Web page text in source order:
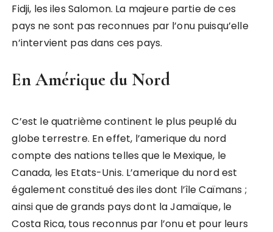
Fidji, les iles Salomon. La majeure partie de ces
pays ne sont pas reconnues par l’onu puisqu’elle
n’intervient pas dans ces pays.
En Amérique du Nord
C’est le quatrième continent le plus peuplé du
globe terrestre. En effet, l’amerique du nord
compte des nations telles que le Mexique, le
Canada, les Etats-Unis. L’amerique du nord est
également constitué des iles dont l’île Caïmans ;
ainsi que de grands pays dont la Jamaïque, le
Costa Rica, tous reconnus par l’onu et pour leurs